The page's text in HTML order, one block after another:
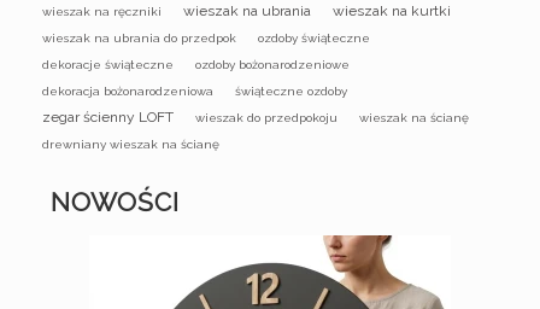
wieszak na ręczniki
wieszak na ubrania wieszak na kurtki
wieszak na ubrania do przedpok
ozdoby świąteczne
dekoracje świąteczne
ozdoby bożonarodzeniowe
dekoracja bożonarodzeniowa
świąteczne ozdoby
zegar ścienny LOFT wieszak do przedpokoju
wieszak na ścianę
drewniany wieszak na ścianę
NOWOŚCI